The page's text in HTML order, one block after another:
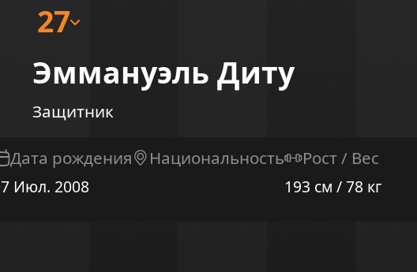
27
Эммануэль Диту
Защитник
Дата рождения
Июл. 2008
Национальность Рост / Вес
193 см / 78 кг